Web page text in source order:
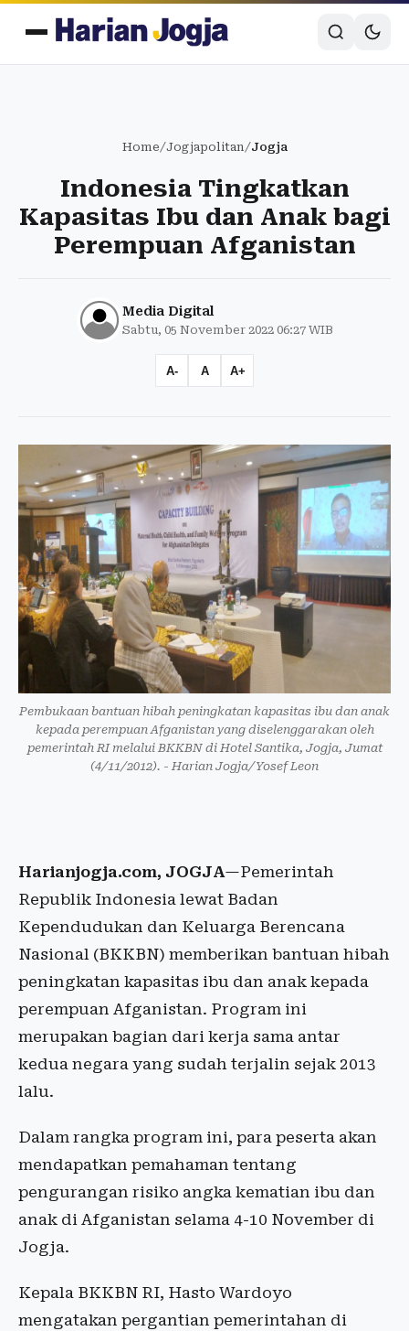
Home/Jogjapolitan/Jogja
Indonesia Tingkatkan
Kapasitas Ibu dan Anak bagi
Perempuan Afganistan
Media Digital
Sabtu, 05 November 2022 06:27 WIB
A- A A+
Pembukaan bantuan hibah peningkatan kapasitas ibu dan anak
kepada perempuan Afganistan yang diselenggarakan oleh
pemerintah RI melalui BKKBN di Hotel Santika, Jogja, Jumat
(4/11/2012). - Harian Jogja/Yosef Leon
Harianjogja.com, JOGJA—Pemerintah
Republik Indonesia lewat Badan
Kependudukan dan Keluarga Berencana
Nasional (BKKBN) memberikan bantuan hibah
peningkatan kapasitas ibu dan anak kepada
perempuan Afganistan. Program ini
merupakan bagian dari kerja sama antar
kedua negara yang sudah terjalin sejak 2013
lalu.
Dalam rangka program ini, para peserta akan
mendapatkan pemahaman tentang
pengurangan risiko angka kematian ibu dan
anak di Afganistan selama 4-10 November di
Jogja.
Kepala BKKBN RI, Hasto Wardoyo
mengatakan pergantian pemerintahan di